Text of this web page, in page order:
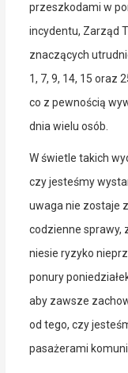
przeszkodami w
incydentu, Zarząd
znaczących
1, 7, 9, 14, 15 oraz
co z pewnością
dnia wielu osób.
W świetle takich
czy jesteśmy
uwaga nie zostaje
codzienne sprawy,
niesie ryzyko
ponury
aby zawsze
od tego, czy
pasażerami